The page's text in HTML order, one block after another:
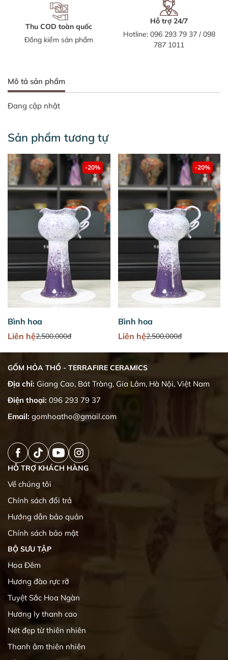
Thu COD toàn quốc
Đồng kiểm sản phẩm
Hỗ trợ 24/7
Hotline: 096 293 79 37/098
787 1011
Mô tả sản phẩm
Đang cập nhật
Sản phẩm tương tự
-20%
Bình hoa
Liên hệ2,500,000đ
-20%
Bình hoa
Liên hệ2,500,000đ
GỐM HỎA THỔ - TERRAFIRE CERAMICS
Địa chỉ: Giang Cao, Bát Tràng, Gia Lâm, Hà Nội, Việt Nam
Điện thoại: 096 293 79 37
Email: gomhoatho@gmail.com
HỖ TRỢ KHÁCH HÀNG
Về chúng tôi
Chính sách đổi trả
Hướng dẫn bảo quản
Chính sách bảo mật
BỘ SƯU TẬP
Hoa Đêm
Hương đào rực rỡ
Tuyệt Sắc Hoa Ngàn
Hương ly thanh cao
Nét đẹp từ thiên nhiên
Thanh âm thiên nhiên